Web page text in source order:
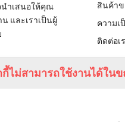
นำเสนอให้คุณ
และเราเป็นผู้
สินค้าข
ความเ
ติดต่อเ
ไม่สามารถใช้งานได้ใน